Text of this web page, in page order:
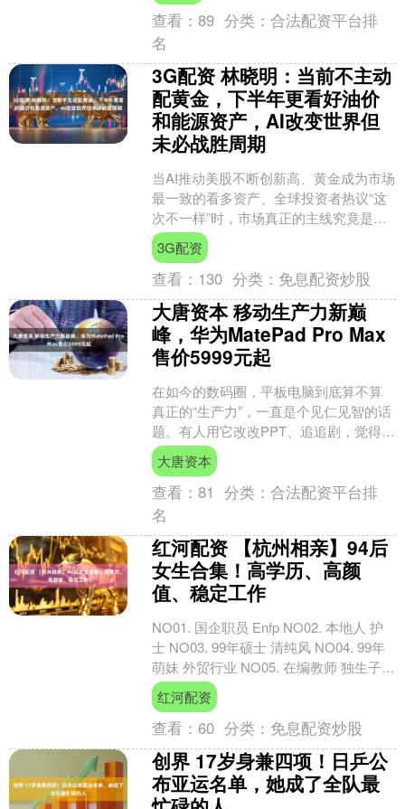
查看：89 分类：合法配资平台排
名
3G配资 林晓明：当前不主动
配黄金，下半年更看好油价
和能源资产，AI改变世界但
未必战胜周期
当AI推动美股不断创新高、黄金成为市场
最一致的看多资产、全球投资者热议“这
次不一样”时，市场真正的主线究竟是什
么？ 在本期「大咖会客厅」直播中，思
瑞投资首席经济....
3G配资
查看： 130 分类： 免息配资炒股
大唐资本 移动生产力新巅
峰，华为MatePad Pro Max
售价5999元起
在如今的数码圈，平板电脑到底算不算
真正的“生产力”，一直是个见仁见智的话
题。有人用它改改PPT、追追剧，觉得绰
绰有余；也有人嫌它多任务处理太鸡
肋，最终沦为“买前....
大唐资本
查看：81 分类：合法配资平台排
名
红河配资 【杭州相亲】94后
女生合集！高学历、高颜
值、稳定工作
NO01. 国企职员 Enfp NO02. 本地人 护
士 NO03. 99年硕士 清纯风 NO04. 99年
萌妹 外贸行业 NO05. 在编教师 独生子女
往期....
红河配资
查看：60 分类： 免息配资炒股
创界 17岁身兼四项！日乒公
布亚运名单，她成了全队最